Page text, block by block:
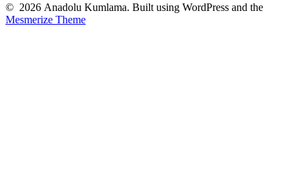
© 2026 Anadolu Kumlama. Built using WordPress and the
Mesmerize Theme